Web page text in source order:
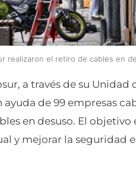
realizaron el retiro de cables en
a través de su Unidad
de 99 empresas
en desuso. El objetivo
y mejorar la seguridad